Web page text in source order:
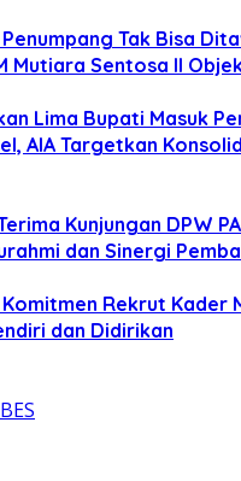
Tak Bisa
Mutiara Sentosa II
Lima Bupati Masuk
AIA Targetkan
Kunjungan DPW
dan Sinergi
Rekrut Kader
dan Didirikan